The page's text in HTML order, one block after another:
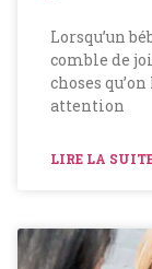
Lorsqu’un
comble de
choses
attention
LIRE LA